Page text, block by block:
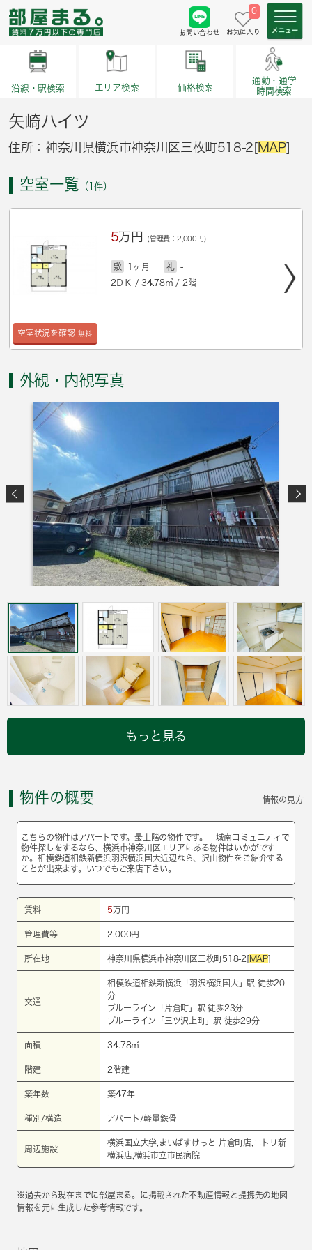
お問い合わせ
0
お気に入り
沿線・駅検索 エリア検索 価格検索
通勤・通学
時間検索
矢崎ハイツ
住所：神奈川県横浜市神奈川区三枚町518-2[MAP]
空室一覧 （1件）
空室状況を確認 無料
5万円 (管理費：2,000円)
敷 1ヶ月 礼
-
2ＤＫ / 34.78㎡ / 2階
外観・内観写真
もっと見る
物件の概要 情報の見方
こちらの物件はアパートです。最上階の物件です。 城南コミュニティで
物件探しをするなら、横浜市神奈川区エリアにある物件はいかがです
か。相模鉄道相鉄新横浜羽沢横浜国大近辺なら、沢山物件をご紹介する
ことが出来ます。いつでもご来店下さい。
賃料 5 万円
管理費等 2,000円
所在地 神奈川県横浜市神奈川区三枚町518-2[ MAP]
交通
相模鉄道相鉄新横浜「 羽沢横浜国大」駅 徒歩20
分
ブルーライン 「 片倉町 」駅 徒歩23分
ブルーライン 「 三ツ沢上町」駅 徒歩29分
面積 34.78㎡
階建 2階建
築年数 築47年
種別/構造 アパート/軽量鉄骨
周辺施設
横浜国立大学,まいばすけっと 片倉町店,ニトリ新
横浜店,横浜市立市民病院
※過去から現在までに部屋まる。に掲載された不動産情報と提携先の地図
情報を元に生成した参考情報です。